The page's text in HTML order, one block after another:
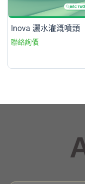
Inova 灑水灌溉噴頭